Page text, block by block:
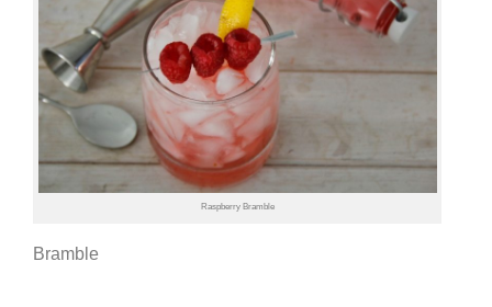
Raspberry Bramble
Bramble